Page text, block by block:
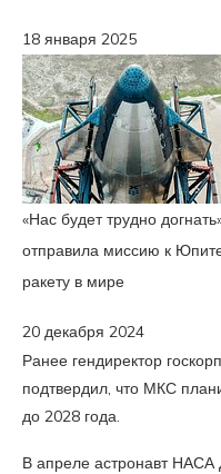
18 января 2025
«Нас будет трудно
отправила миссию к
ракету в мире
20 декабря 2024
Ранее гендиректор
подтвердил, что МКС
до 2028 года.
В апреле астронавт НАСА